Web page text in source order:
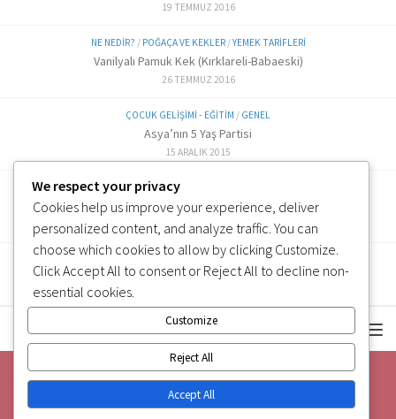
19 TEMMUZ 2016
NE NEDIR? / POĞAÇA VE KEKLER/YEMEK TARIFLERI
Vanilyalı Pamuk Kek (Kırklareli-Babaeski)
26 TEMMUZ 2016
ÇOCUK GELIŞIMI - EĞITIM / GENEL
Asya’nın 5 Yaş Partisi
15 ARALIK 2015
ALTERNATIF TARIFLER
Labne Peynir Yapımı (6 ve üzeri)
3 OCAK 2019
We respect your privacy
Cookies help us improve your experience, deliver
personalized content, and analyze traffic. You can
choose which cookies to allow by clicking Customize
ClickAccept All to consent or Reject All to decline non-
essential cookies.
Customize
Reject All
Accept All